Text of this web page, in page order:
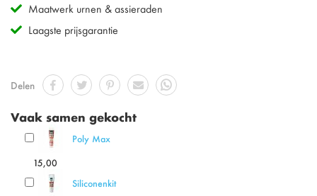
Maatwerk urnen & assieraden
Laagste prijsgarantie
Delen
Vaak samen gekocht
Poly Max
15,00
Siliconenkit